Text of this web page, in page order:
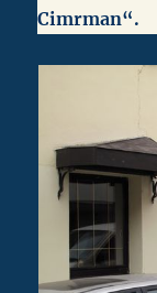
Cimrman“.